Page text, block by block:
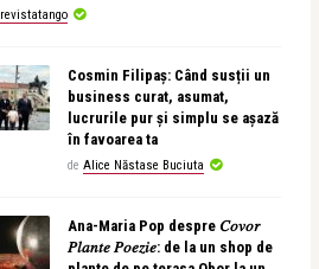
revistatango
Cosmin Filipaș: Când susții un
business curat, asumat,
lucrurile pur și simplu se așază
în favoarea ta
de Alice Năstase Buciuta
Ana-Maria Pop despre 𝐶𝑜𝑣𝑜𝑟
𝑃𝑙𝑎𝑛𝑡𝑒 𝑃𝑜𝑒𝑧𝑖𝑒: de la un shop de